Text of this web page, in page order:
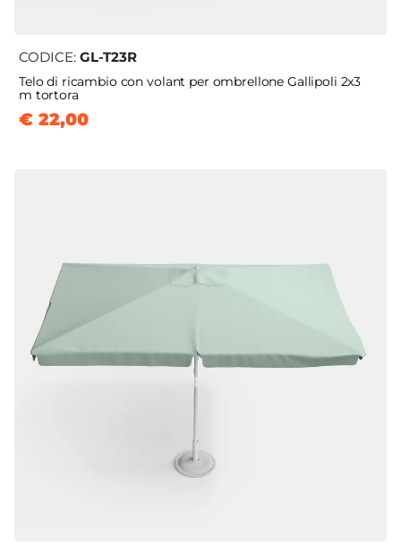
CODICE: GL-T23R
Telo di ricambio con volant per ombrellone Gallipoli 2x3
m tortora
€ 22,00